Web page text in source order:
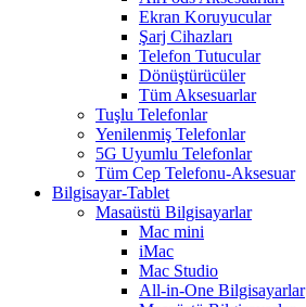
Ekran Koruyucular
Şarj Cihazları
Telefon Tutucular
Dönüştürücüler
Tüm Aksesuarlar
Tuşlu Telefonlar
Yenilenmiş Telefonlar
5G Uyumlu Telefonlar
Tüm Cep Telefonu-Aksesuar
Bilgisayar-Tablet
Masaüstü Bilgisayarlar
Mac mini
iMac
Mac Studio
All-in-One Bilgisayarlar